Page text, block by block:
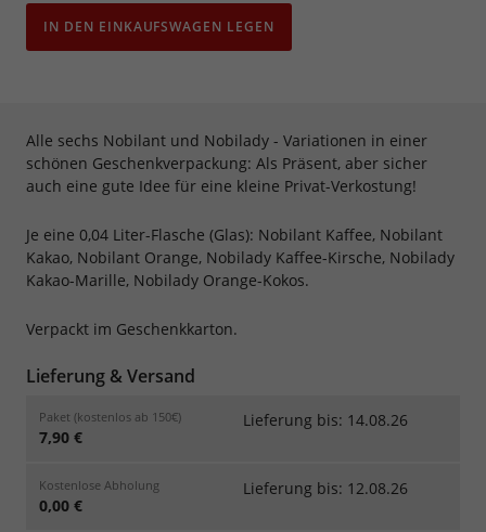
IN DEN EINKAUFSWAGEN LEGEN
Alle sechs Nobilant und Nobilady - Variationen in einer
schönen Geschenkverpackung: Als Präsent, aber sicher
auch eine gute Idee für eine kleine Privat-Verkostung!
Je eine 0,04 Liter-Flasche (Glas): Nobilant Kaffee, Nobilant
Kakao, Nobilant Orange, Nobilady Kaffee-Kirsche, Nobilady
Kakao-Marille, Nobilady Orange-Kokos.
Verpackt im Geschenkkarton.
Lieferung & Versand
Paket (kostenlos ab 150€)
7,90 €
Lieferung bis: 14.08.26
Kostenlose Abholung
0,00 €
Lieferung bis: 12.08.26